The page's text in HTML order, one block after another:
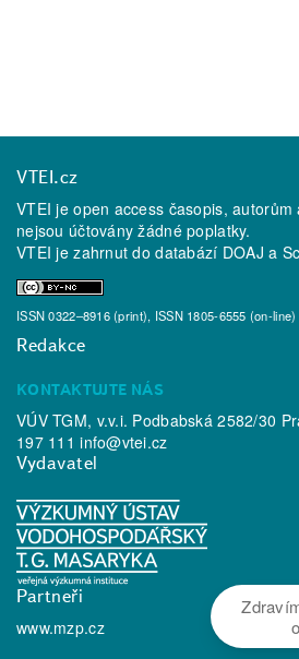
VTEI.cz
VTEI je open access časopis, autorům
nejsou účtovány žádné poplatky.
VTEI je zahrnut do databází DOAJ a
ISSN 0322–8916 (print), ISSN 1805-6555 (on-line)
Redakce
KONTAKTUJTE NÁS
VÚV TGM, v.v.i. Podbabská 2582/30
197 111info@vtei.cz
Vydavatel
Partneři
www.mzp.cz